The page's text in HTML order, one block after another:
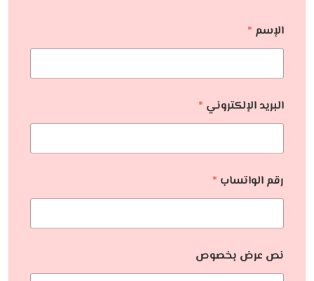
الإسم *
البريد الإلكتروني *
رقم الواتساب *
نص عرض بخصوص